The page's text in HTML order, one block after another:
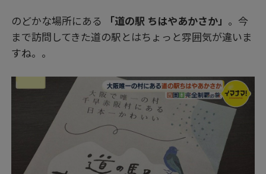
のどかな場所にある 「道の駅 ちはやあかさか」 。今
まで訪問してきた道の駅とはちょっと雰囲気が違いま
すね。。